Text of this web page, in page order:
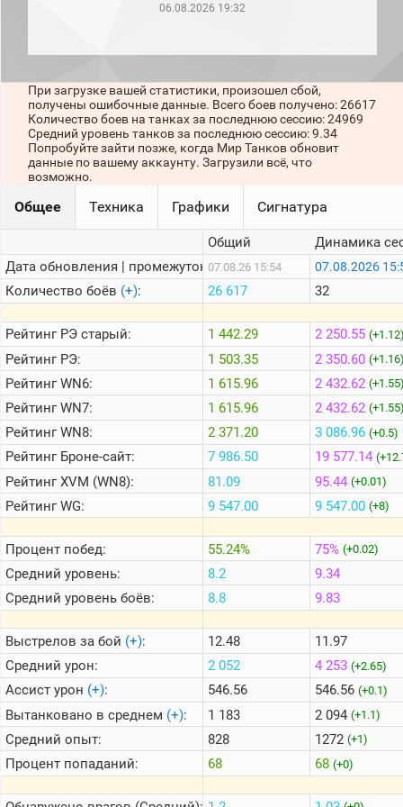
месяц)
игроков
последние
сессии)
Топ
1000
Кланы
Статистика
стримеров
Информация
Онлайн
Цветовая
шкала
Теlegram
ВК
Портал
Мира
Танков
06.08.2026 19:32
При загрузке вашей статистики, произошел сбой,
получены ошибочные данные. Всего боев получено: 26617
Количество боев на танках за последнюю сессию: 24969
Средний уровень танков за последнюю сессию: 9.34
Попробуйте зайти позже, когда Мир Танков обновит
данные по вашему аккаунту. Загрузили всё, что
возможно.
Общее Техника Графики Сигнатура
Дата обновления | промежуток:
Количество боёв (+):
РейтингРЭ старый:
РейтингРЭ:
РейтингWN6:
РейтингWN7:
РейтингWN8:
РейтингБроне-сайт:
РейтингXVM (WN8):
РейтингWG:
Процент побед:
Средний уровень:
Средний уровень боёв:
Выстрелов за бой (+):
Средний урон:
Ассист урон (+):
Вытанковано в среднем (+):
Средний опыт:
Процент попаданий:
Общий
07.08.26 15:54
26 617
1 442.29
1 503.35
1 615.96
1 615.96
2 371.20
7 986.50
81.09
9 547.00
55.24%
8.2
8.8
12.48
2 052
546.56
1 183
828
68
Динамика
07.08.2026
32
2 250.55
2 350.60
2 432.62
2 432.62
3 086.96 (+0.5)
19 577.14
95.44 (+0.01)
9 547.00 (+8)
75% (+0.02)
9.34
9.83
11.97
4 253 (+2.65)
546.56 (+0.1)
2 094 (+1.1)
1272 (+1)
68 (+0)